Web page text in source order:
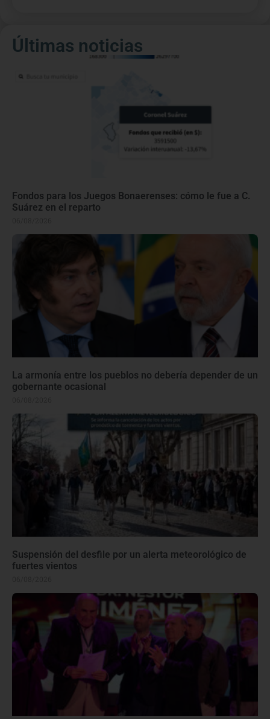
Últimas noticias
Fondos para los Juegos Bonaerenses: cómo le fue a C.
Suárez en el reparto
La armonía entre los pueblos no debería depender de un
gobernante ocasional
Suspensión del desfile por un alerta meteorológico de
fuertes vientos